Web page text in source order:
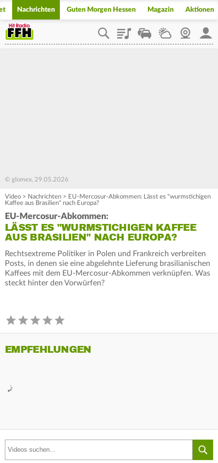
Nachrichten Guten Morgen Hessen Magazin Aktionen
PlaylistStaupilotWetterWebcam
© glomex, 29.05.2026
Video > Nachrichten > EU-Mercosur-Abkommen: Lässt es "wurmstichigen
Kaffee aus Brasilien" nach Europa?
EU-Mercosur-Abkommen:
LÄSST ES "WURMSTICHIGEN KAFFEE
AUS BRASILIEN" NACH EUROPA?
Rechtsextreme Politiker in Polen und Frankreich verbreiten
Posts, in denen sie eine abgelehnte Lieferung brasilianischen
Kaffees mit dem EU‑Mercosur‑Abkommen verknüpfen. Was
steckt hinter den Vorwürfen?
EMPFEHLUNGEN